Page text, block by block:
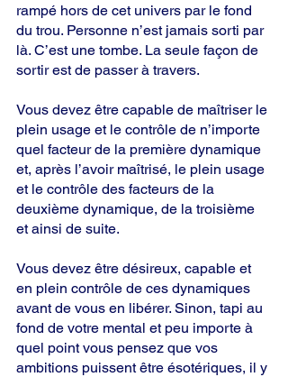
rampé hors de cet univers par le fond
du trou. Personne n’est jamais sorti par
là. C’est une tombe. La seule façon de
sortir est de passer à travers.
Vous devez être capable de maîtriser le
plein usage et le contrôle de n’importe
quel facteur de la première dynamique
et, après l’avoir maîtrisé, le plein usage
et le contrôle des facteurs de la
deuxième dynamique, de la troisième
et ainsi de suite.
Vous devez être désireux, capable et
en plein contrôle de ces dynamiques
avant de vous en libérer. Sinon, tapi au
fond de votre mental et peu importe à
quel point vous pensez que vos
ambitions puissent être ésotériques, il y